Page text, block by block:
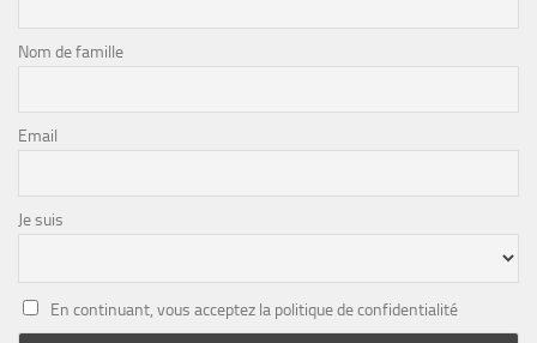
Nom de famille
Email
Je suis
En continuant, vous acceptez la politique de confidentialité